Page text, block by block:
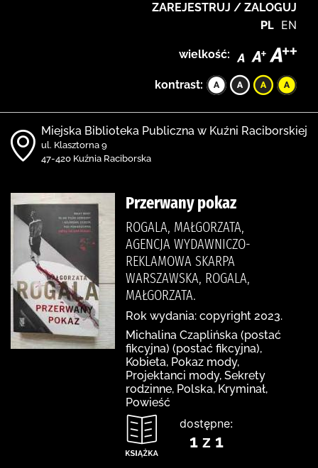
ZAREJESTRUJ / ZALOGUJ
PL EN
wielkość:
kontrast:
Miejska Biblioteka Publiczna w Kuźni Raciborskiej
ul. Klasztorna 9
47-420 Kuźnia Raciborska
Przerwany pokaz
ROGALA, MAŁGORZATA,
AGENCJA WYDAWNICZO-
REKLAMOWA SKARPA
WARSZAWSKA, ROGALA,
MAŁGORZATA.
Rok wydania: copyright 2023.
Michalina Czaplińska (postać
fikcyjna) (postać fikcyjna),
Kobieta, Pokaz mody,
Projektanci mody, Sekrety
rodzinne, Polska, Kryminał,
Powieść
dostępne:
1 z 1